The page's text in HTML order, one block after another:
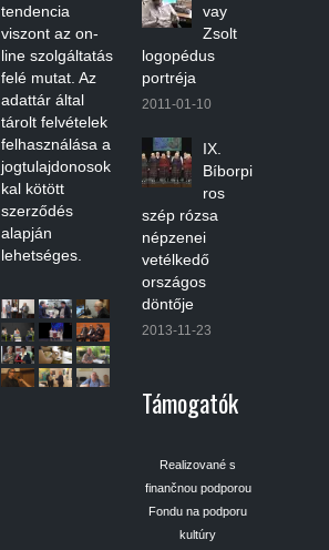
tendencia
viszont az on-
line szolgáltatás
felé mutat. Az
adattár által
tárolt felvételek
felhasználása a
jogtulajdonosok
kal kötött
szerződés
alapján
lehetséges.
vay
Zsolt
logopédus
portréja
2011-01-10
IX.
Bíborpi
ros
szép rózsa
népzenei
vetélkedő
országos
döntője
2013-11-23
Támogatók
Realizované s
finančnou podporou
Fondu na podporu
kultúry